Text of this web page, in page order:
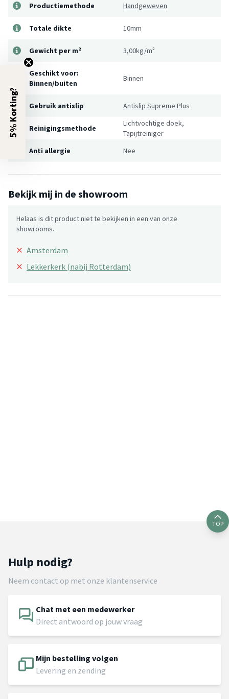
Productiemethode Handgeweven
Totale dikte 10mm
Gewicht per m² 3,00kg/m²
Geschikt voor:
Binnen/buiten
Binnen
Gebruik antislip Antislip Supreme Plus
Reinigingsmethode
Lichtvochtige doek,
Tapijtreiniger
Anti allergie
Nee
Bekijk mij in de showroom
Helaas is dit product niet te bekijken in een van onze
showrooms.
× Amsterdam
× Lekkerkerk (nabij Rotterdam)
TOP
Hulp nodig?
Neem contact op met onze klantenservice
Chat met een medewerker
Direct antwoord op jouw vraag
Mijn bestelling volgen
Levering en zending
5% Korting?